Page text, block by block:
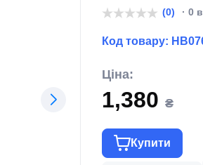
(0) · 0
Код товару:
Ціна:
1,380 ₴
Купити